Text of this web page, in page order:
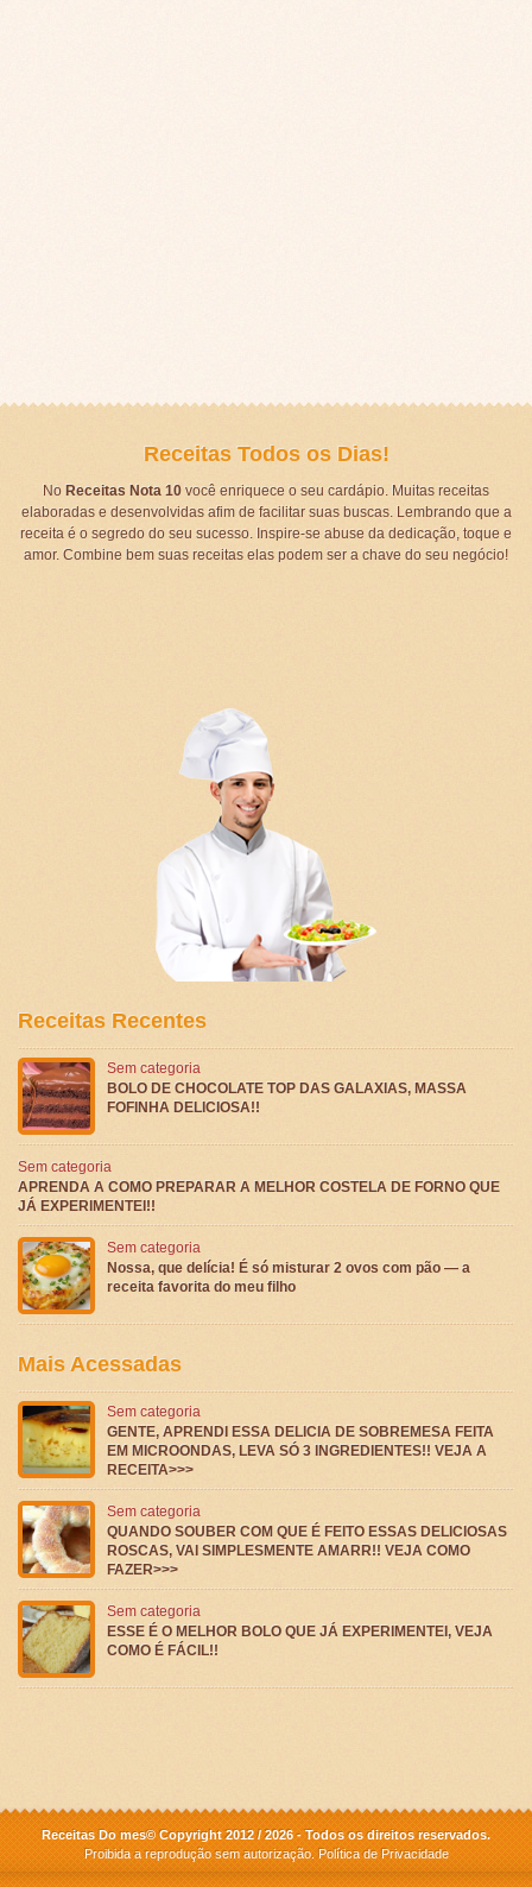
Receitas Todos os Dias!
No Receitas Nota 10você enriquece o seu cardápio. Muitas receitas
elaboradas e desenvolvidas afim de facilitar suas buscas. Lembrando que a
receita é o segredo do seu sucesso. Inspire-se abuse da dedicação, toque e
amor. Combine bem suas receitas elas podem ser a chave do seu negócio!
Receitas Recentes
Sem categoria
BOLO DE CHOCOLATE TOP DAS GALAXIAS, MASSA
FOFINHA DELICIOSA!!
Sem categoria
APRENDA A COMO PREPARAR A MELHOR COSTELA DE FORNO QUE
JÁ EXPERIMENTEI!!
Sem categoria
Nossa, que delícia! É só misturar 2 ovos com pão — a
receita favorita do meu filho
Mais Acessadas
Sem categoria
GENTE, APRENDI ESSA DELICIA DE SOBREMESA FEITA
EM MICROONDAS, LEVA SÓ 3 INGREDIENTES!! VEJA A
RECEITA>>>
Sem categoria
QUANDO SOUBER COM QUE É FEITO ESSAS DELICIOSAS
ROSCAS, VAI SIMPLESMENTE AMARR!! VEJA COMO
FAZER>>>
Sem categoria
ESSE É O MELHOR BOLO QUE JÁ EXPERIMENTEI, VEJA
COMO É FÁCIL!!
Receitas Do mes© Copyright 2012 / 2026 - Todos os direitos reservados.
Proibida a reprodução sem autorização. Política de Privacidade